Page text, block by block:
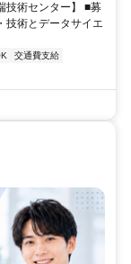
技術センター】 ■募
技術とデータサイエ
交通費支給